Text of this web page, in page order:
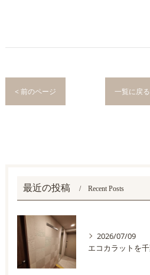
< 前のページ 一覧に戻る
最近の投稿 Recent Posts
2026/07/09